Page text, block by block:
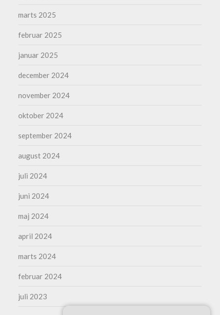
marts 2025
februar 2025
januar 2025
december 2024
november 2024
oktober 2024
september 2024
august 2024
juli 2024
juni 2024
maj 2024
april 2024
marts 2024
februar 2024
juli 2023